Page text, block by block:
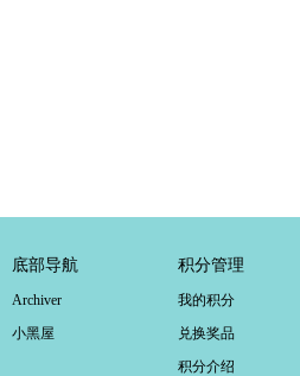
底部导航
Archiver
小黑屋
积分管理
我的积分
兑换奖品
积分介绍